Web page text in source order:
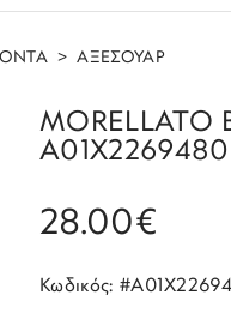
> ΑΞΕΣΟΥΑΡ
MORELLATO
28.00€
Κωδικός: